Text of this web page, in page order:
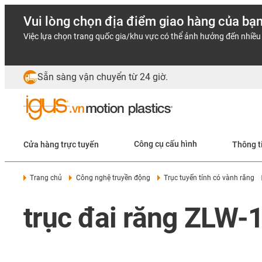
Vui lòng chọn địa điểm giao hàng của
Việc lựa chọn trang quốc gia/khu vực có thể ảnh hưởng đến
Sẵn sàng vận chuyển từ 24 giờ.
Cửa hàng trực tuyến Công cụ cấu hình Thông
Trang chủ Công nghệ truyền động Trục tuyến tính có vành răng
trục đai răng ZLW-